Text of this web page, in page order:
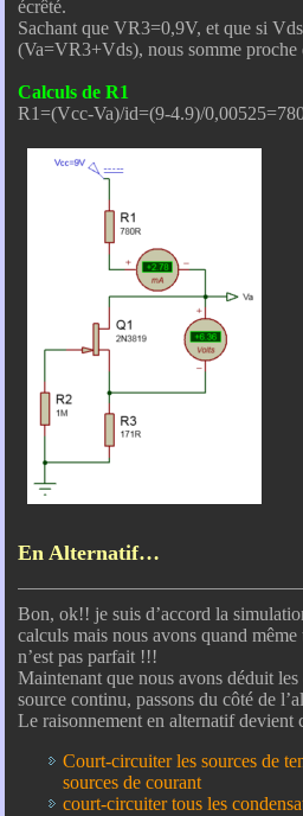
écrêté.
Sachant que VR3=0,9V, et que si
(Va=VR3+Vds), nous somme proche
Calculs de R1
R1=(Vcc-Va)/id=(9-4.9)/
En Alternatif…
Bon, ok!! je suis d’accord la
calculs mais nous avons quand
n’est pas parfait !!!
Maintenant que nous avons déduit
source continu, passons du côté de
Le raisonnement en alternatif devient
Court-circuiter les sources de
sources de courant
court-circuiter tous les